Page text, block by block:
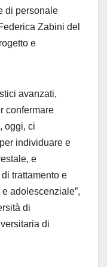
di personale
Zabini del
e
avanzati,
confermare
oggi, ci
individuare e
e
trattamento e
adolescenziale”,
di
di